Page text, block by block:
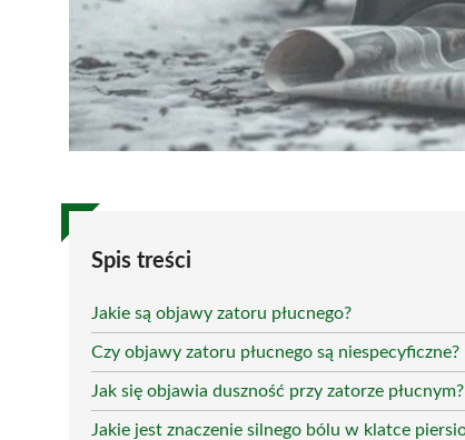
Spis treści
Jakie są objawy zatoru płucnego?
Czy objawy zatoru płucnego są niespecyficzne?
Jak się objawia duszność przy zatorze płucnym?
Jakie jest znaczenie silnego bólu w klatce